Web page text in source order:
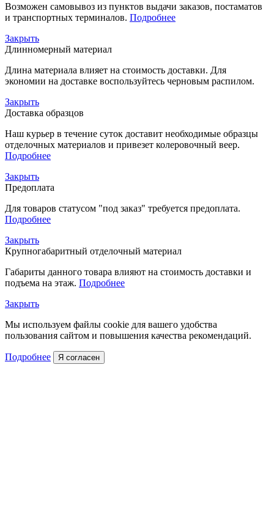
Возможен самовывоз из пунктов выдачи заказов, постаматов
и транспортных терминалов. Подробнее
Закрыть
Длинномерный материал
Длина материала влияет на стоимость доставки. Для
экономии на доставке воспользуйтесь черновым распилом.
Закрыть
Доставка образцов
Наш курьер в течение суток доставит необходимые образцы
отделочных материалов и привезет колеровочный веер.
Подробнее
Закрыть
Предоплата
Для товаров статусом "под заказ" требуется предоплата.
Подробнее
Закрыть
Крупногабаритный отделочный материал
Габариты данного товара влияют на стоимость доставки и
подъема на этаж. Подробнее
Закрыть
Мы используем файлы cookie для вашего удобства
пользования сайтом и повышения качества рекомендаций.
Подробнее Я согласен